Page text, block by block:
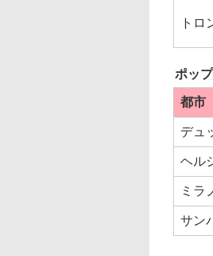
トロ
ポッ
都市
デュ
ヘル
ミラ
サン